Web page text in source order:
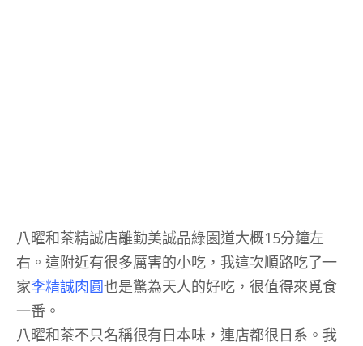
八曜和茶精誠店離勤美誠品綠園道大概15分鐘左
右。這附近有很多厲害的小吃，我這次順路吃了一
家李精誠肉圓也是驚為天人的好吃，很值得來覓食
一番。
八曜和茶不只名稱很有日本味，連店都很日系。我